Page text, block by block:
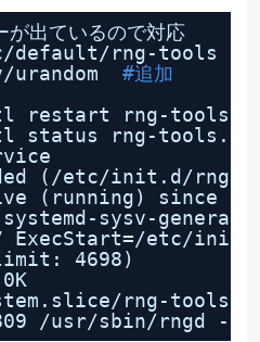
出ているので対応
default/rng-tools
urandom
#追加
restart rng-
status rng-
( /etc/init .d /rng-
(running) since
sysv-
ExecStart=/etc/init
4698)
.slice/rng-tools
/usr/sbin/rngd -r